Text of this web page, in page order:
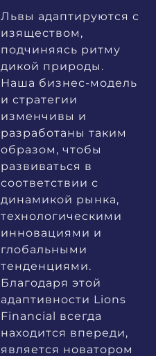
Львы адаптируются с
изяществом,
подчиняясь ритму
дикой природы.
Наша бизнес-модель
и стратегии
изменчивы и
разработаны таким
образом, чтобы
развиваться в
соответствии с
динамикой рынка,
технологическими
инновациями и
глобальными
тенденциями.
Благодаря этой
адаптивности Lions
Financial всегда
находится впереди,
является новатором